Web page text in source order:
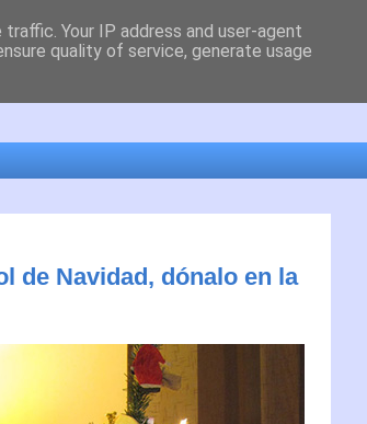
de Navidad, dónalo en la
Your IP address and user-agent
quality of service, generate usage